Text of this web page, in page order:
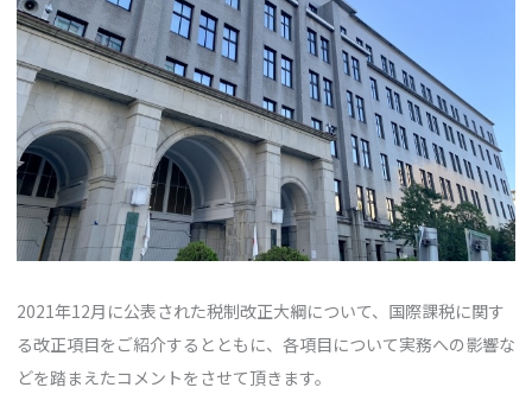
2021年12月に公表された税制改正大綱について、国際課税に関す
る改正項目をご紹介するとともに、各項目について実務への影響な
どを踏まえたコメントをさせて頂きます。